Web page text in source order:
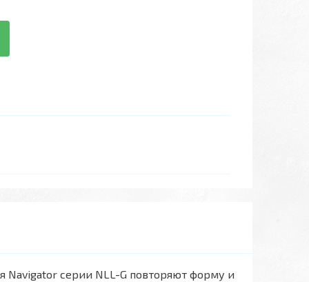
серии NLL-G повторяют форму и